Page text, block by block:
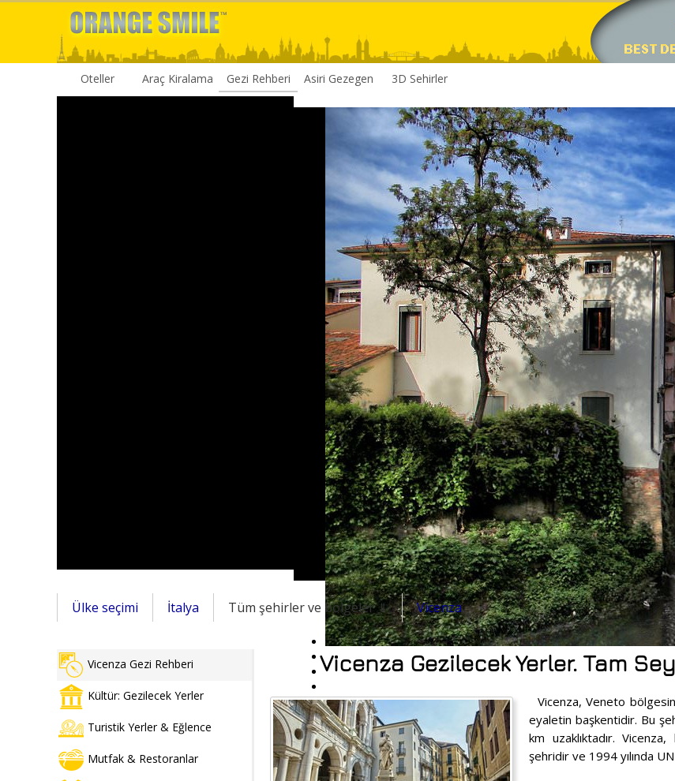
Oteller Araç Kiralama Gezi Rehberi Asiri Gezegen 3D Sehirler
Ülke seçimi İtalya Tüm şehirler ve bölgeler ⇓ Vicenza
Vicenza Gezi Rehberi
Kültür: Gezilecek Yerler
Turistik Yerler & Eğlence
Mutfak & Restoranlar
Vicenza Gezilecek Yerler. Tam
Vicenza, Veneto
eyaletin başkentidir. Bu
km uzaklıktadır.
şehridir ve 1994 yılında